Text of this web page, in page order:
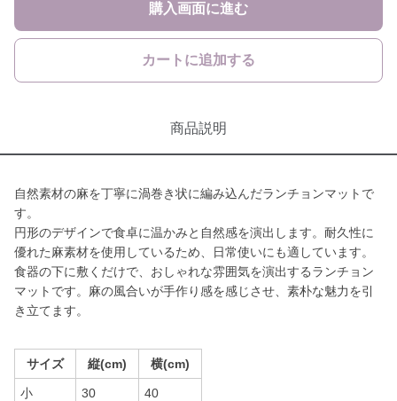
購入画面に進む
カートに追加する
商品説明
自然素材の麻を丁寧に渦巻き状に編み込んだランチョンマットで
す。
円形のデザインで食卓に温かみと自然感を演出します。耐久性に
優れた麻素材を使用しているため、日常使いにも適しています。
食器の下に敷くだけで、おしゃれな雰囲気を演出するランチョン
マットです。麻の風合いが手作り感を感じさせ、素朴な魅力を引
き立てます。
サイズ 縦(cm) 横(cm)
小 30 40